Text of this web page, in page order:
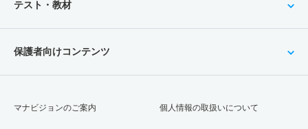
テスト・教材
保護者向けコンテンツ
マナビジョンのご案内 個人情報の取扱いについて